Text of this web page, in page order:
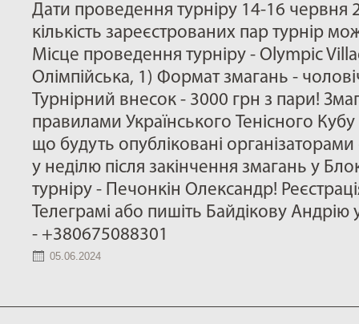
Дати проведення турніру 14-16 червня
кількість зареєстрованих пар турнір
Місце проведення турніру - Olympic
Олімпійська, 1) Формат змагань -
Турнірний внесок - 3000 грн з пари!
правилами Українського Тенісного
що будуть опубліковані
у неділю після закінчення змагань у
турніру - Печонкін Олександр!
Телеграмі або пишіть Байдікову Андрію
- +380675088301
05.06.2024